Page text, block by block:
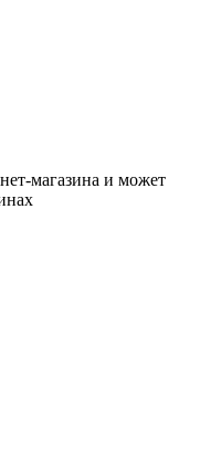
магазина и может